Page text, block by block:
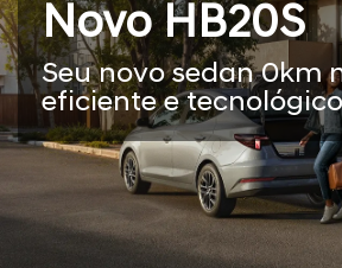
Novo HB20S
Seu novo sedan 0km
eficiente e tecnológico